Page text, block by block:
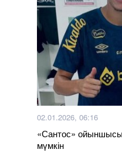
02.01.2026, 06:16
«Сантос»
мүмкін